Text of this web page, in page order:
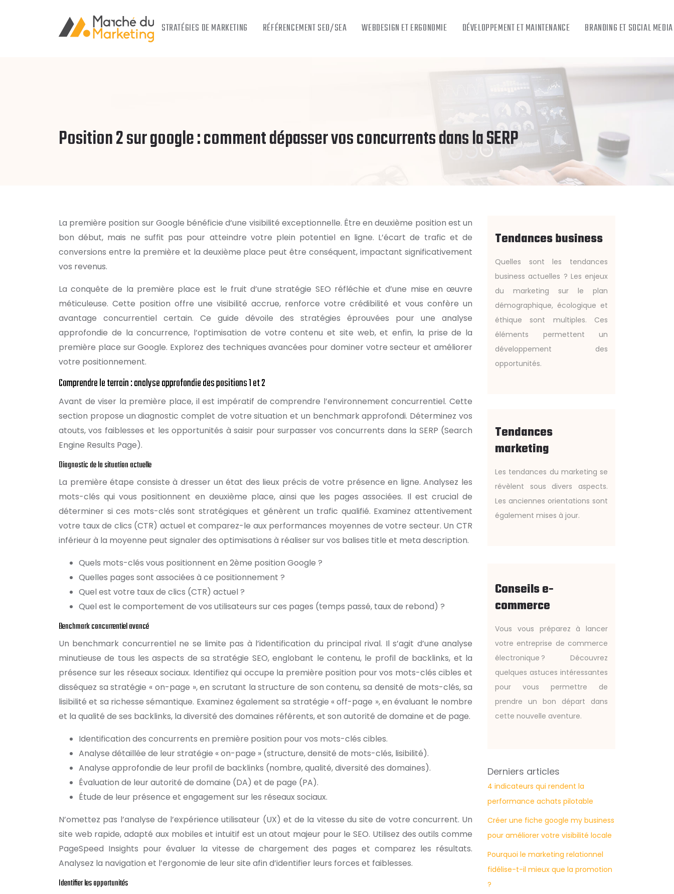
STRATÉGIES DE MARKETING RÉFÉRENCEMENT SEO/SEA WEBDESIGN ET ERGONOMIE DÉVELOPPEMENT ET MAINTENANCE BRANDING ET SOCIAL MEDIA
Position 2 sur google : comment dépasser vos concurrents dans la SERP
La première position sur Google bénéficie d’une visibilité exceptionnelle. Être en deuxième position est un
bon début, mais ne suffit pas pour atteindre votre plein potentiel en ligne. L’écart de trafic et de
conversions entre la première et la deuxième place peut être conséquent, impactant significativement
vos revenus.
La conquête de la première place est le fruit d’une stratégie SEO réfléchie et d’une mise en œuvre
méticuleuse. Cette position offre une visibilité accrue, renforce votre crédibilité et vous confère un
avantage concurrentiel certain. Ce guide dévoile des stratégies éprouvées pour une analyse
approfondie de la concurrence, l’optimisation de votre contenu et site web, et enfin, la prise de la
première place sur Google. Explorez des techniques avancées pour dominer votre secteur et améliorer
votre positionnement.
Comprendre le terrain : analyse approfondie des positions 1 et 2
Avant de viser la première place, il est impératif de comprendre l’environnement concurrentiel. Cette
section propose un diagnostic complet de votre situation et un benchmark approfondi. Déterminez vos
atouts, vos faiblesses et les opportunités à saisir pour surpasser vos concurrents dans la SERP (Search
Engine Results Page).
Diagnostic de la situation actuelle
La première étape consiste à dresser un état des lieux précis de votre présence en ligne. Analysez les
mots-clés qui vous positionnent en deuxième place, ainsi que les pages associées. Il est crucial de
déterminer si ces mots-clés sont stratégiques et génèrent un trafic qualifié. Examinez attentivement
votre taux de clics (CTR) actuel et comparez-le aux performances moyennes de votre secteur. Un CTR
inférieur à la moyenne peut signaler des optimisations à réaliser sur vos balises title et meta description.
Quels mots-clés vous positionnent en 2ème position Google ?
Quelles pages sont associées à ce positionnement ?
Quel est votre taux de clics (CTR) actuel ?
Quel est le comportement de vos utilisateurs sur ces pages (temps passé, taux de rebond) ?
Benchmark concurrentiel avancé
Un benchmark concurrentiel ne se limite pas à l’identification du principal rival. Il s’agit d’une analyse
minutieuse de tous les aspects de sa stratégie SEO, englobant le contenu, le profil de backlinks, et la
présence sur les réseaux sociaux. Identifiez qui occupe la première position pour vos mots-clés cibles et
disséquez sa stratégie « on-page », en scrutant la structure de son contenu, sa densité de mots-clés, sa
lisibilité et sa richesse sémantique. Examinez également sa stratégie « off-page », en évaluant le nombre
et la qualité de ses backlinks, la diversité des domaines référents, et son autorité de domaine et de page.
Identification des concurrents en première position pour vos mots-clés cibles.
Analyse détaillée de leur stratégie « on-page » (structure, densité de mots-clés, lisibilité).
Analyse approfondie de leur profil de backlinks (nombre, qualité, diversité des domaines).
Évaluation de leur autorité de domaine (DA) et de page (PA).
Étude de leur présence et engagement sur les réseaux sociaux.
N’omettez pas l’analyse de l’expérience utilisateur (UX) et de la vitesse du site de votre concurrent. Un
site web rapide, adapté aux mobiles et intuitif est un atout majeur pour le SEO. Utilisez des outils comme
PageSpeed Insights pour évaluer la vitesse de chargement des pages et comparez les résultats.
Analysez la navigation et l’ergonomie de leur site afin d’identifier leurs forces et faiblesses.
Identifier les opportunités
Tendances business
Quelles sont les tendances
business actuelles ? Les enjeux
du marketing sur le plan
démographique, écologique et
éthique sont multiples. Ces
éléments permettent un
développement des
opportunités.
Tendances
marketing
Les tendances du marketing se
révèlent sous divers aspects.
Les anciennes orientations sont
également mises à jour.
Conseils e-
commerce
Vous vous préparez à lancer
votre entreprise de commerce
électronique ? Découvrez
quelques astuces intéressantes
pour vous permettre de
prendre un bon départ dans
cette nouvelle aventure.
Derniers articles
4 indicateurs qui rendent la
performance achats pilotable
Créer une fiche google my business
pour améliorer votre visibilité locale
Pourquoi le marketing relationnel
fidélise-t-il mieux que la promotion
?